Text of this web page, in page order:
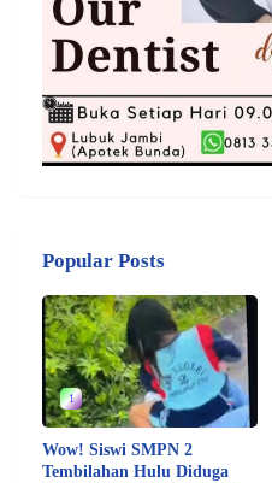
Popular Posts
1
Wow! Siswi SMPN 2
Tembilahan Hulu Diduga